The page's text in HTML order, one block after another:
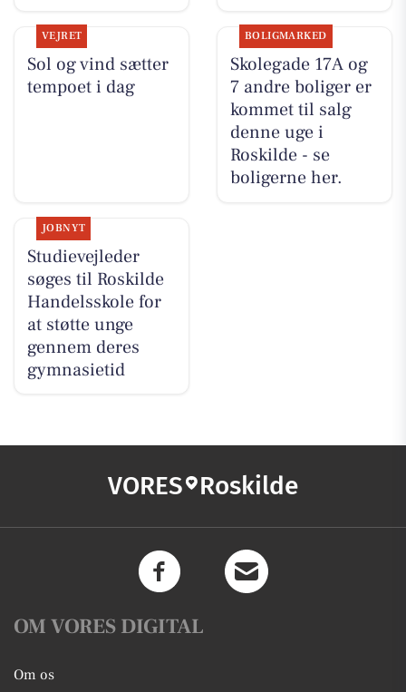
VEJRET
Sol og vind sætter
tempoet i dag
BOLIGMARKED
Skolegade 17A og
7 andre boliger er
kommet til salg
denne uge i
Roskilde - se
boligerne her.
JOBNYT
Studievejleder
søges til Roskilde
Handelsskole for
at støtte unge
gennem deres
gymnasietid
VORES Roskilde
OM VORES DIGITAL
Om os